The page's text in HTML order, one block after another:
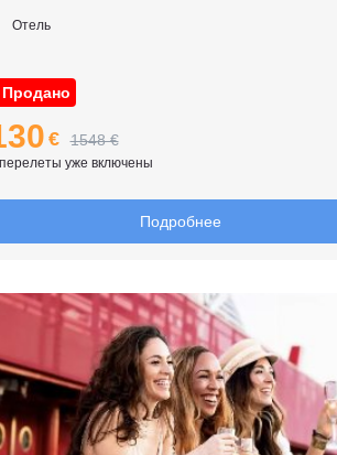
Отель
Продано
€ 1548 €
уже включены
Подробнее